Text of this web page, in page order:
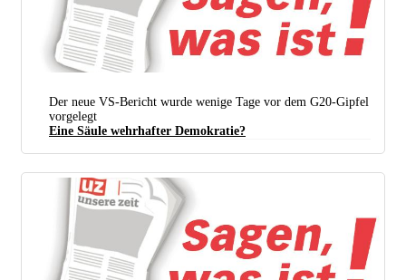
Der neue VS-Bericht wurde wenige Tage vor dem G20-Gipfel
vorgelegt
Eine Säule wehrhafter Demokratie?